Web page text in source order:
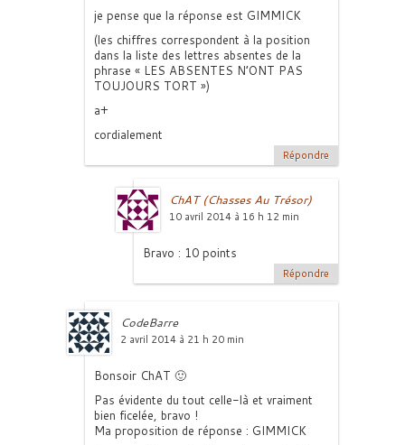
je pense que la réponse est GIMMICK
(les chiffres correspondent à la position
dans la liste des lettres absentes de la
phrase « LES ABSENTES N’ONT PAS
TOUJOURS TORT »)
a+
cordialement
Répondre
ChAT (Chasses Au Trésor)
10 avril 2014 à 16 h 12 min
Bravo : 10 points
Répondre
CodeBarre
2 avril 2014 à 21 h 20 min
Bonsoir ChAT 🙂
Pas évidente du tout celle-là et vraiment
bien ficelée, bravo !
Ma proposition de réponse : GIMMICK